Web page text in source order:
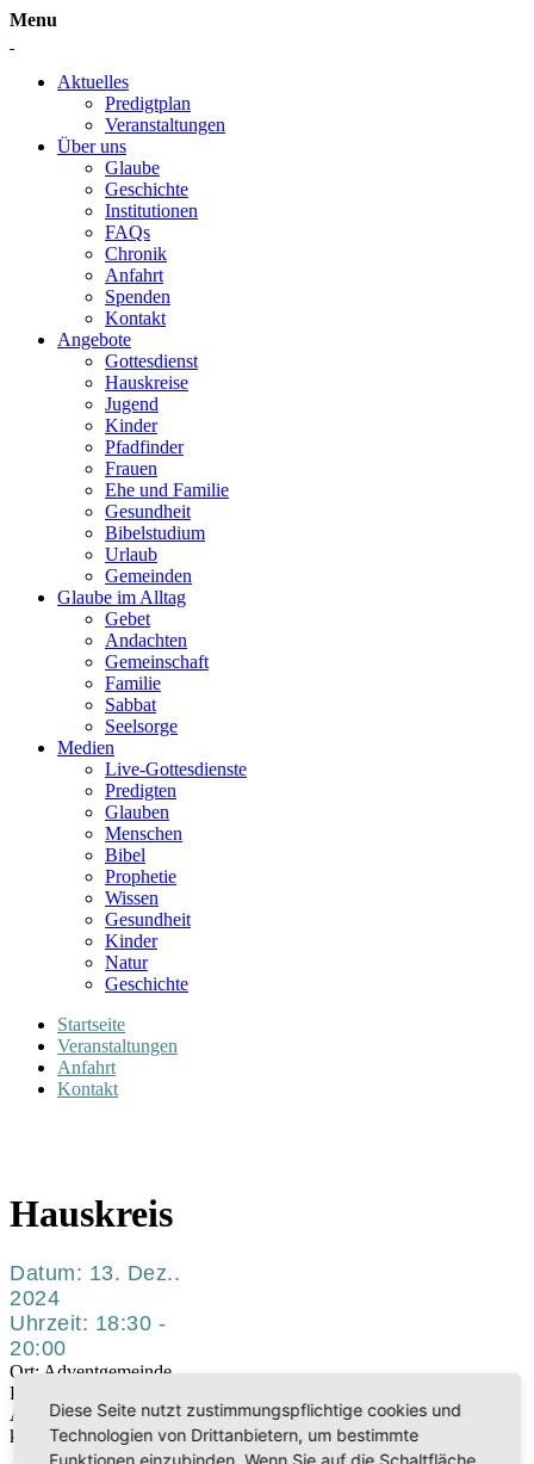
Menu
Aktuelles
Predigtplan
Veranstaltungen
Über uns
Glaube
Geschichte
Institutionen
FAQs
Chronik
Anfahrt
Spenden
Kontakt
Angebote
Gottesdienst
Hauskreise
Jugend
Kinder
Pfadfinder
Frauen
Ehe und Familie
Gesundheit
Bibelstudium
Urlaub
Gemeinden
Glaube im Alltag
Gebet
Andachten
Gemeinschaft
Familie
Sabbat
Seelsorge
Medien
Live-Gottesdienste
Predigten
Glauben
Menschen
Bibel
Prophetie
Wissen
Gesundheit
Kinder
Natur
Geschichte
Startseite
Veranstaltungen
Anfahrt
Kontakt
Hauskreis
Datum: 13. Dez..
2024
Uhrzeit: 18:30 -
20:00
Ort:Adventgemeinde
Pforzheim
Austausch über biblische Themen im
kleinen Kreis
Diese Seite nutzt zustimmungspflichtige cookies und
Technologien von Drittanbietern, um bestimmte
Funktionen einzubinden. Wenn Sie auf die Schaltfläche